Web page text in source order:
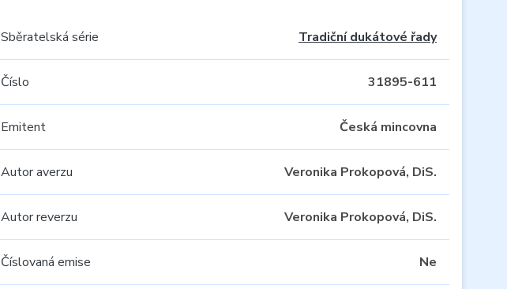
Sběratelská série Tradiční dukátové řady
Číslo 31895-611
Emitent Česká mincovna
Autor averzu Veronika Prokopová, DiS.
Autor reverzu Veronika Prokopová, DiS.
Číslovaná emise Ne